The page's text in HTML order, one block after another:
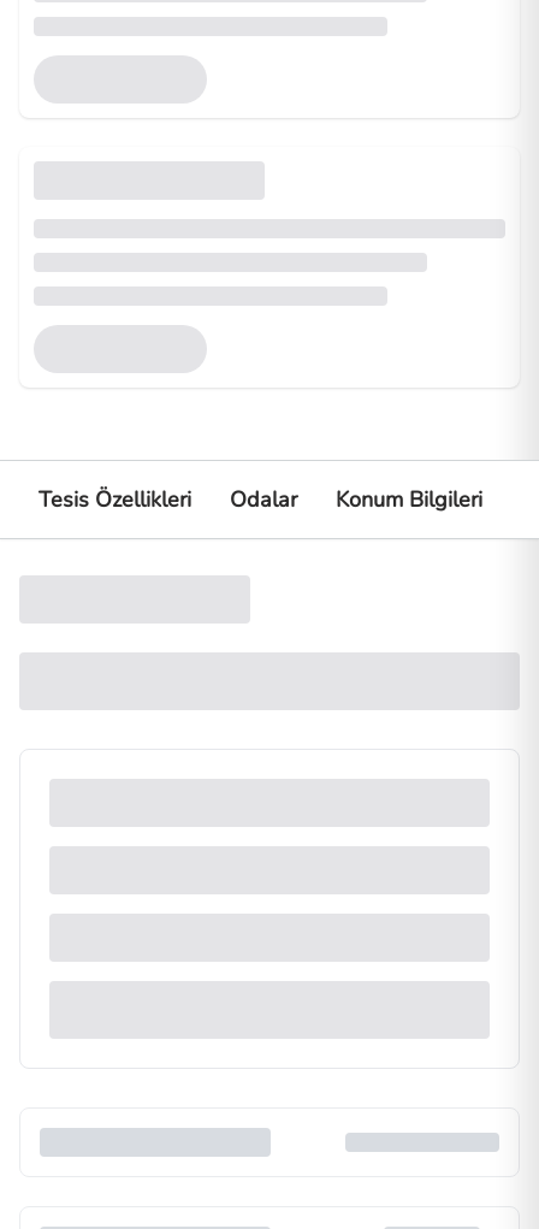
Tesis Özellikleri Odalar Konum Bilgileri